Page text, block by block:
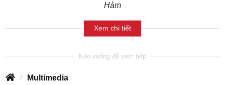
Hàm
Xem chi tiết
Multimedia